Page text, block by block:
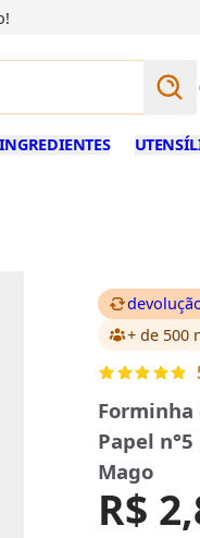
INGREDIENTES
+ de 500
Papel
Mago
R$